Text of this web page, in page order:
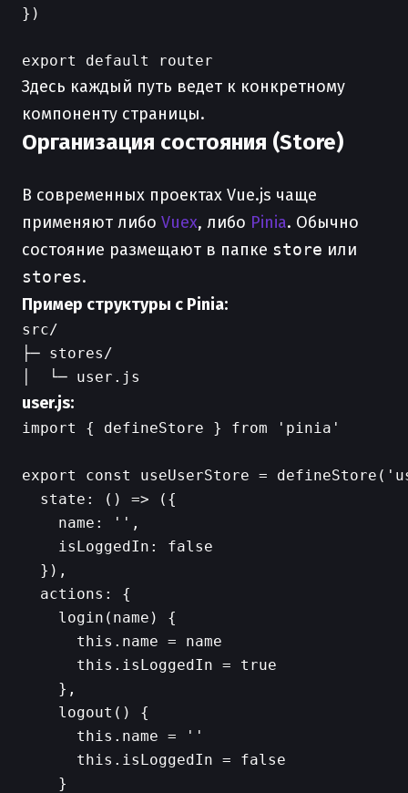
})
Здесь каждый путь ведет к конкретному
компоненту страницы.
Организация состояния (Store)
В современных проектах Vue.js чаще
применяют либо Vuex, либо Pinia. Обычно
состояние размещают в папке store или
stores.
Пример структуры c Pinia:
src/
├─ stores/
user.js:
import { defineStore } from 'pinia'
export const useUserStore =
  state: () => ({
    name: '',
    isLoggedIn: false
  }),
  actions: {
    login(name) {
      this.name = name
      this.isLoggedIn = true
    },
    logout() {
      this.name = ''
      this.isLoggedIn = false
    }